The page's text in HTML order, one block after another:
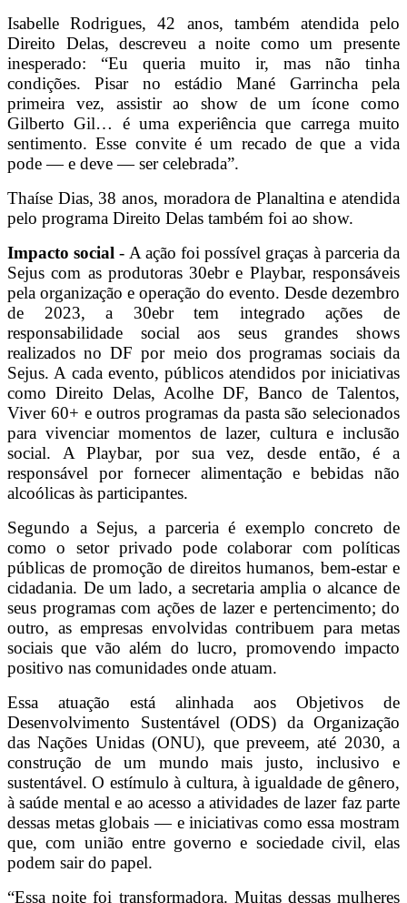
Isabelle Rodrigues, 42 anos, também atendida pelo
Direito Delas, descreveu a noite como um presente
inesperado: “Eu queria muito ir, mas não tinha
condições. Pisar no estádio Mané Garrincha pela
primeira vez, assistir ao show de um ícone como
Gilberto Gil… é uma experiência que carrega muito
sentimento. Esse convite é um recado de que a vida
pode — e deve — ser celebrada”.
Thaíse Dias, 38 anos, moradora de Planaltina e atendida
pelo programa Direito Delas também foi ao show.
Impacto social - A ação foi possível graças à parceria da
Sejus com as produtoras 30ebr e Playbar, responsáveis
pela organização e operação do evento. Desde dezembro
de 2023, a 30ebr tem integrado ações de
responsabilidade social aos seus grandes shows
realizados no DF por meio dos programas sociais da
Sejus. A cada evento, públicos atendidos por iniciativas
como Direito Delas, Acolhe DF, Banco de Talentos,
Viver 60+ e outros programas da pasta são selecionados
para vivenciar momentos de lazer, cultura e inclusão
social. A Playbar, por sua vez, desde então, é a
responsável por fornecer alimentação e bebidas não
alcoólicas às participantes.
Segundo a Sejus, a parceria é exemplo concreto de
como o setor privado pode colaborar com políticas
públicas de promoção de direitos humanos, bem-estar e
cidadania. De um lado, a secretaria amplia o alcance de
seus programas com ações de lazer e pertencimento; do
outro, as empresas envolvidas contribuem para metas
sociais que vão além do lucro, promovendo impacto
positivo nas comunidades onde atuam.
Essa atuação está alinhada aos Objetivos de
Desenvolvimento Sustentável (ODS) da Organização
das Nações Unidas (ONU), que preveem, até 2030, a
construção de um mundo mais justo, inclusivo e
sustentável. O estímulo à cultura, à igualdade de gênero,
à saúde mental e ao acesso a atividades de lazer faz parte
dessas metas globais — e iniciativas como essa mostram
que, com união entre governo e sociedade civil, elas
podem sair do papel.
“Essa noite foi transformadora. Muitas dessas mulheres